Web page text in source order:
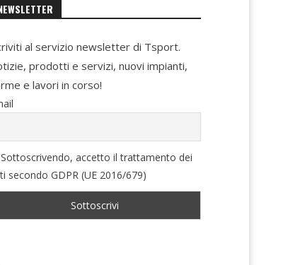
al servizio newsletter di Tsport.
prodotti e servizi, nuovi impianti,
e lavori in corso!
Sottoscrivendo, accetto il trattamento dei
secondo GDPR (UE 2016/679)